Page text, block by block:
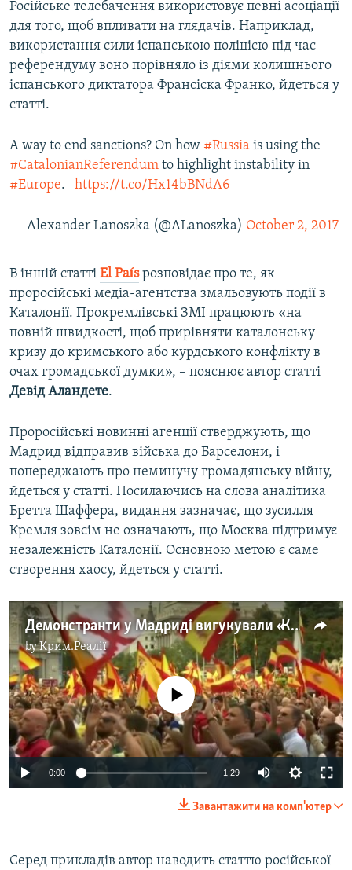
Російське телебачення використовує певні асоціації
для того, щоб впливати на глядачів. Наприклад,
використання сили іспанською поліцією під час
референдуму воно порівняло із діями колишнього
іспанського диктатора Франсіска Франко, йдеться у
статті.
A way to end sanctions? On how #Russia is using the
#CatalonianReferendum to highlight instability in
#Europe. https://t.co/Hx14bBNdA6
— Alexander Lanoszka (@ALanoszka) October 2, 2017
В іншій статті El Paísрозповідає про те, як
проросійські медіа-агентства змальовують події в
Каталонії. Прокремлівські ЗМІ працюють «на
повній швидкості, щоб прирівняти каталонську
кризу до кримського або курдського конфлікту в
очах громадської думки», – пояснює автор статті
Девід Аландете.
Проросійські новинні агенції стверджують, що
Мадрид відправив війська до Барселони, і
попереджають про неминучу громадянську війну,
йдеться у статті. Посилаючись на слова аналітика
Бретта Шаффера, видання зазначає, що зусилля
Кремля зовсім не означають, що Москва підтримує
незалежність Каталонії. Основною метою є саме
створення хаосу, йдеться у статті.
Демонстранти у Мадриді вигукували «Каталонія – це Іспанія!» (відео)
byКрим.Реалії
No media source currently available
0:00 1:29
Завантажити на комп'ютер
Серед прикладів автор наводить статтю російської